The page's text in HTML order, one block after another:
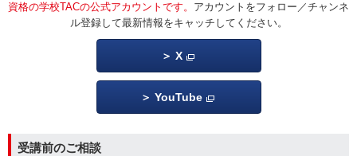
資格の学校TACの公式アカウントです。 アカウントをフォロー／チャンネ
ル登録して最新情報をキャッチしてください。
X
YouTube
受講前のご相談